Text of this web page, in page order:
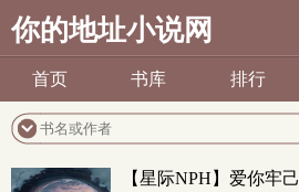
你的地址小说网
首页 书库 排行
【星际NPH】爱你牢己